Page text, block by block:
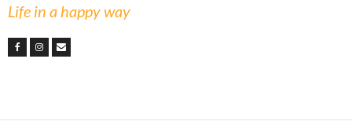
Life in a happy way